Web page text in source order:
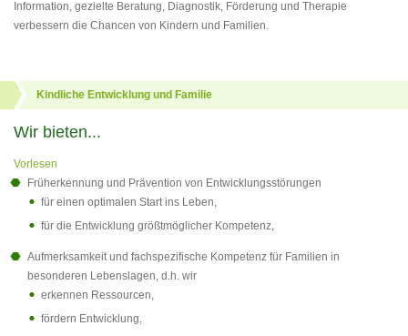
Information, gezielte Beratung, Diagnostik, Förderung und Therapie
verbessern die Chancen von Kindern und Familien.
Kindliche Entwicklung und Familie
Wir bieten...
Vorlesen
Früherkennung und Prävention von Entwicklungsstörungen
für einen optimalen Start ins Leben,
für die Entwicklung größtmöglicher Kompetenz,
Aufmerksamkeit und fachspezifische Kompetenz für Familien in
besonderen Lebenslagen, d.h. wir
erkennen Ressourcen,
fördern Entwicklung,